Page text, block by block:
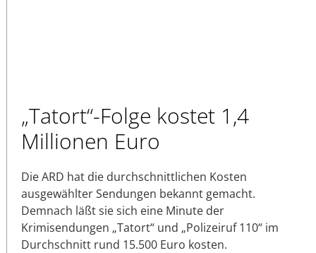
„Tatort“-Folge kostet 1,4
Millionen Euro
Die ARD hat die durchschnittlichen Kosten
ausgewählter Sendungen bekannt gemacht.
Demnach läßt sie sich eine Minute der
Krimisendungen „Tatort“ und „Polizeiruf 110“ im
Durchschnitt rund 15.500 Euro kosten.